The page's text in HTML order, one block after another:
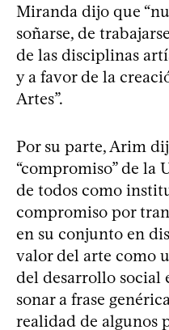
Miranda dijo que
soñarse, de
de las disciplinas
y a favor de la
Artes”.
Por su parte, Arim
“compromiso” de la
de todos como
compromiso por
en su conjunto en
valor del arte como
del desarrollo social
sonar a frase
realidad de algunos